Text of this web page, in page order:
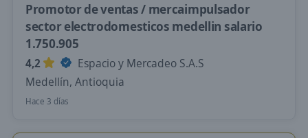
Promotor de ventas / mercaimpulsador
sector electrodomesticos medellin salario
1.750.905
4,2
Espacio y Mercadeo S.A.S
Medellín, Antioquia
Hace 3 días